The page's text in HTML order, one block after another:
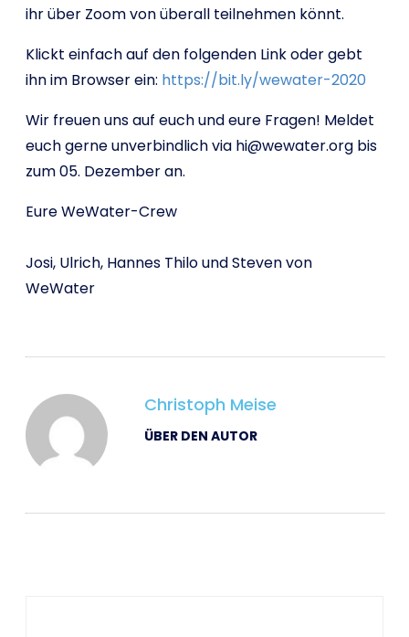
ihr über Zoom von überall teilnehmen könnt.
Klickt einfach auf den folgenden Link oder gebt
ihn im Browser ein: https://bit.ly/wewater-2020
Wir freuen uns auf euch und eure Fragen! Meldet
euch gerne unverbindlich via hi@wewater.org bis
zum 05. Dezember an.
Eure WeWater-Crew
Josi, Ulrich, Hannes Thilo und Steven von
WeWater
Christoph Meise
ÜBER DEN AUTOR